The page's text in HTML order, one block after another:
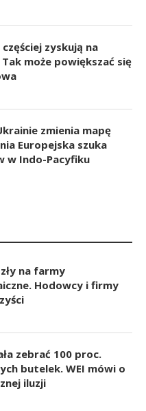
częściej zyskują na
może powiększać się
zmienia mapę
Europejska szuka
w Indo-Pacyfiku
na farmy
Hodowcy i firmy
zebrać 100 proc.
butelek. WEI mówi o
iluzji